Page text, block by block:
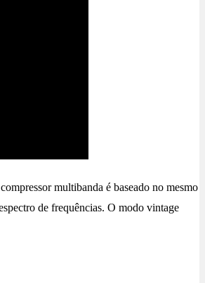
multibanda é baseado no mesmo
de frequências. O modo vintage